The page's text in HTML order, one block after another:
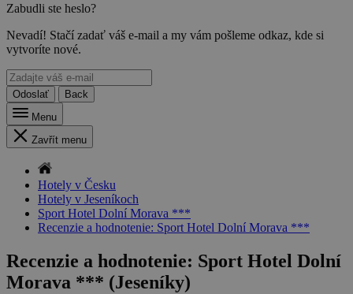
Zabudli ste heslo?
Nevadí! Stačí zadať váš e-mail a my vám pošleme odkaz, kde si
vytvoríte nové.
Odoslať
Back
Menu
Zavřít menu
Hotely v Česku
Hotely v Jeseníkoch
Sport Hotel Dolní Morava ***
Recenzie a hodnotenie: Sport Hotel Dolní Morava ***
Recenzie a hodnotenie: Sport Hotel Dolní
Morava *** (Jeseníky)